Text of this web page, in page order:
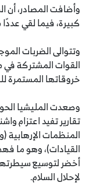
وأضافت المصادر، أن
كبيرة، فيما لقي
وتتوالى الضربات
القوات المشتركة في
خروقاتها المستمرة
وصعدت المليشيا
تقارير تفيد اعتزام
المنظمات
القيادات)، وهو ما
أخضر لتوسيع
لإحلال السلام.